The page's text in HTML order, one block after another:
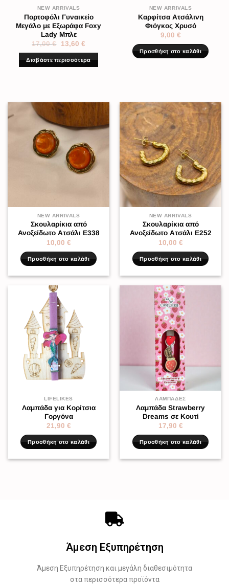
NEW ARRIVALS
Πορτοφόλι Γυναικείο
Μεγάλο με Εξωράφα Foxy
Lady Μπλε
17,00€ 13,60 €
Διαβάστε περισσότερα
NEW ARRIVALS
Καρφίτσα Ατσάλινη
Φιόγκος Χρυσό
9,00 €
Προσθήκη στο καλάθι
NEW ARRIVALS
Σκουλαρίκια από
Ανοξείδωτο Ατσάλι Ε338
10,00 €
Προσθήκη στο καλάθι
NEW ARRIVALS
Σκουλαρίκια από
Ανοξείδωτο Ατσάλι E252
10,00 €
Προσθήκη στο καλάθι
LIFELIKES
Λαμπάδα για Κορίτσια
Γοργόνα
21,90 €
Προσθήκη στο καλάθι
ΛΑΜΠΆΔΕΣ
Λαμπάδα Strawberry
Dreams σε Κουτί
17,90 €
Προσθήκη στο καλάθι
Άμεση Εξυπηρέτηση
Άμεση Εξυπηρέτηση και μεγάλη διαθεσιμότητα
στα περισσότερα προϊόντα